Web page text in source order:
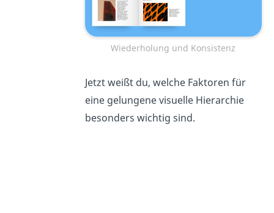
Wiederholung und Konsistenz
Jetzt weißt du, welche Faktoren für
eine gelungene visuelle Hierarchie
besonders wichtig sind.